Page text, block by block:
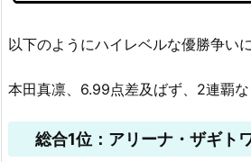
以下のようにハイレベルな優勝争い
本田真凛、6.99点差及ばず、2連覇な
総合1位：アリーナ・ザギト